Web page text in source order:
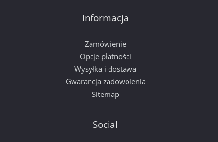
Informacja
Zamówienie
Opcje płatności
Wysyłka i dostawa
Gwarancja zadowolenia
Sitemap
Social